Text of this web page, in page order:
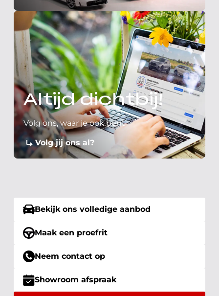
Altijd dichtbij!
Volg ons, waar je ook bent
Volg jij ons al?
Bekijk ons volledige aanbod
Maak een proefrit
Neem contact op
Showroom afspraak